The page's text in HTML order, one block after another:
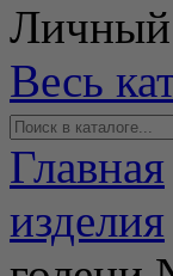
Личный
Весь
Главная
изделия